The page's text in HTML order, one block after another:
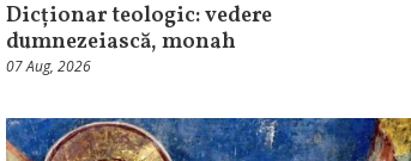
Dicționar teologic: vedere
dumnezeiască, monah
07 Aug, 2026